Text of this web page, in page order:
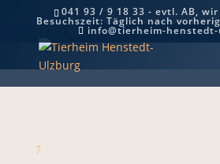
041 93 / 9 18 33 - evtl. AB,
Besuchszeit: Täglich nach
info@tierheim-
Frau Oskar
7